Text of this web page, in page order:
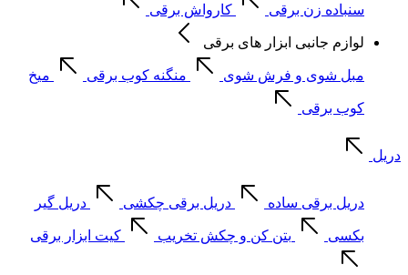
سنباده زن برقی کارواش برقی
لوازم جانبی ابزار های برقی
مبل شوی و فرش شوی منگنه کوب برقی میخ
کوب برقی
دریل
دریل برقی ساده دریل برقی چکشی دریل گیر
بکسی بتن کن و چکش تخریب کیت ابزار برقی